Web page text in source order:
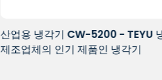
산업용 냉각기 CW-5300 - 굽힘 기
장 기계용 고효율 냉각 장치...